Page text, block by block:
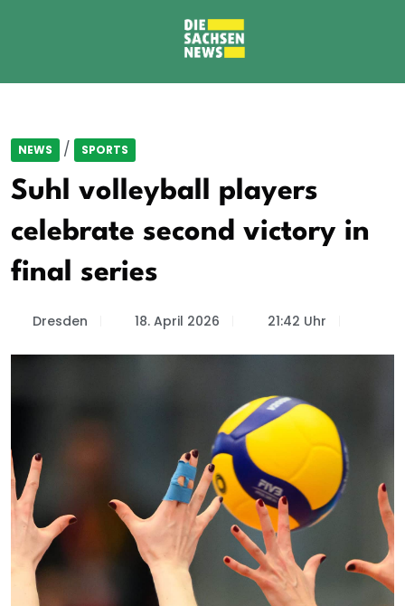
NEWS / SPORTS
Suhl volleyball players
celebrate second victory in
final series
Dresden 18. April 2026 21:42 Uhr